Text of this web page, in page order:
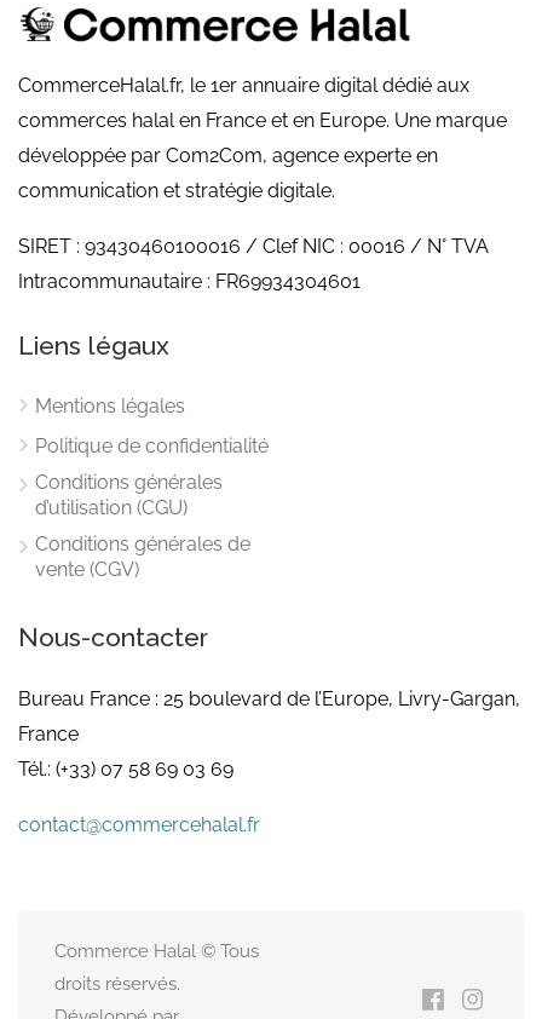
CommerceHalal.fr, le 1er annuaire digital dédié aux
commerces halal en France et en Europe. Une marque
développée par Com2Com, agence experte en
communication et stratégie digitale.
SIRET : 93430460100016 / Clef NIC : 00016 / N° TVA
Intracommunautaire : FR69934304601
Liens légaux
Mentions légales
Politique de confidentialité
Conditions générales
d’utilisation (CGU)
Conditions générales de
vente (CGV)
Nous-contacter
Bureau France : 25 boulevard de l’Europe, Livry-Gargan,
France
Tél.: (+33) 07 58 69 03 69
contact@commercehalal.fr
Commerce Halal © Tous
droits réservés.